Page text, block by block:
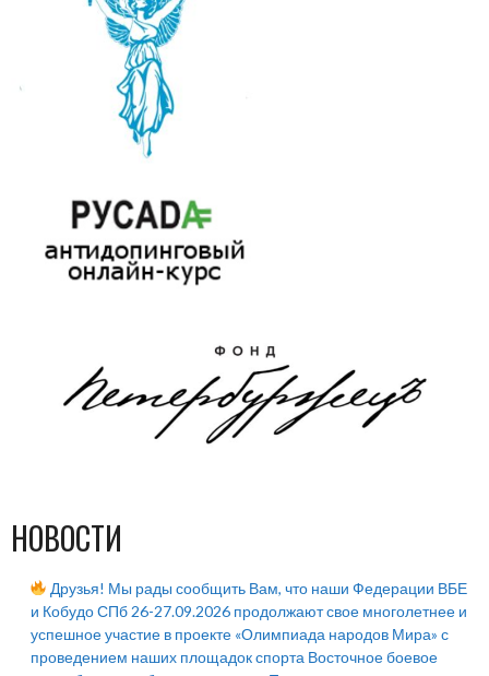
НОВОСТИ
Друзья! Мы рады сообщить Вам, что наши Федерации ВБЕ
и Кобудо СПб 26-27.09.2026 продолжают свое многолетнее и
успешное участие в проекте «Олимпиада народов Мира» с
проведением наших площадок спорта Восточное боевое